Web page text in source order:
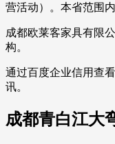
营活动）。本省范围
成都欧莱客家具有限
构。
通过百度企业信用查
讯。
成都青白江大